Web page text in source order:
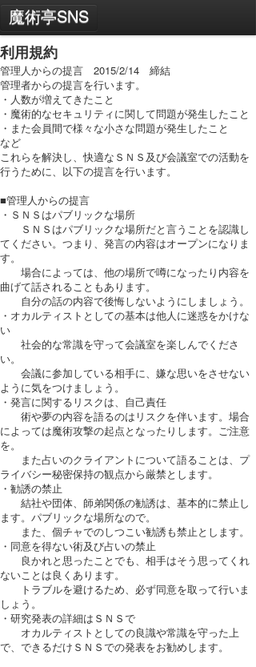
MENU
プライバシーポリシー
利用規約
PC表示に切り替え
魔術亭SNS
利用規約
管理人からの提言 2015/2/14 締結
管理者からの提言を行います。
・人数が増えてきたこと
・魔術的なセキュリティに関して問題が発生したこと
・また会員間で様々な小さな問題が発生したこと
など
これらを解決し、快適なＳＮＳ及び会議室での活動を
行うために、以下の提言を行います。
■管理人からの提言
・ＳＮＳはパブリックな場所
ＳＮＳはパブリックな場所だと言うことを認識し
てください。つまり、発言の内容はオープンになりま
す。
場合によっては、他の場所で噂になったり内容を
曲げて話されることもあります。
自分の話の内容で後悔しないようにしましょう。
・オカルティストとしての基本は他人に迷惑をかけな
い
社会的な常識を守って会議室を楽しんでくださ
い。
会議に参加している相手に、嫌な思いをさせない
ように気をつけましょう。
・発言に関するリスクは、自己責任
術や夢の内容を語るのはリスクを伴います。場合
によっては魔術攻撃の起点となったりします。ご注意
を。
また占いのクライアントについて語ることは、プ
ライバシー秘密保持の観点から厳禁とします。
・勧誘の禁止
結社や団体、師弟関係の勧誘は、基本的に禁止し
ます。パブリックな場所なので。
また、個チャでのしつこい勧誘も禁止とします。
・同意を得ない術及び占いの禁止
良かれと思ったことでも、相手はそう思ってくれ
ないことは良くあります。
トラブルを避けるため、必ず同意を取って行いま
しょう。
・研究発表の詳細はＳＮＳで
オカルティストとしての良識や常識を守った上
で、できるだけＳＮＳでの発表をお勧めします。